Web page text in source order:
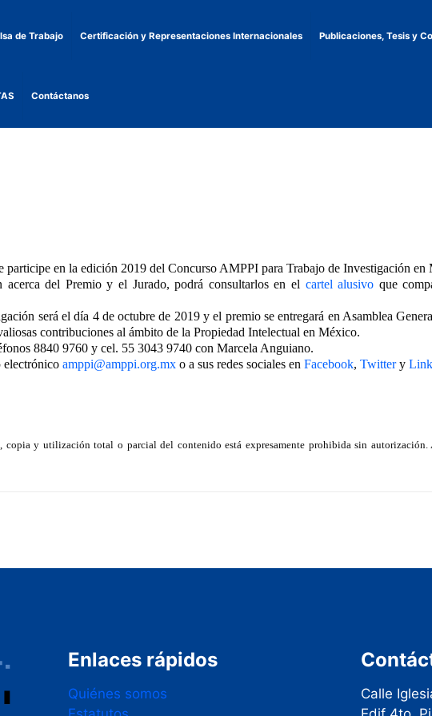
de Trabajo Certificación y Representaciones Internacionales Publicaciones, Tesis y
Contáctanos
en la edición 2019 del Concurso AMPPI para Trabajo de Investigación en
del Premio y el Jurado, podrá consultarlos en el cartel alusivo que
será el día 4 de octubre de 2019 y el premio se entregará en Asamblea
contribuciones al ámbito de la Propiedad Intelectual en México.
8840 9760 y cel. 55 3043 9740 con Marcela Anguiano.
electrónico amppi@amppi.org.mx o a sus redes sociales en Facebook, Twittery
copia y utilización total o parcial del contenido está expresamente prohibida sin
Enlaces rápidos
Quiénes somos
Calle